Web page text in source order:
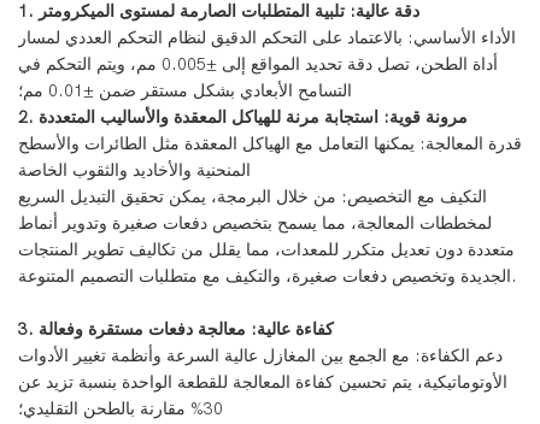
1. دقة عالية: تلبية المتطلبات الصارمة لمستوى الميكرومتر
الأداء الأساسي: بالاعتماد على التحكم الدقيق لنظام التحكم العددي لمسار
أداة الطحن، تصل دقة تحديد المواقع إلى ±0.005 مم، ويتم التحكم في
التسامح الأبعادي بشكل مستقر ضمن ±0.01 مم؛
2. مرونة قوية: استجابة مرنة للهياكل المعقدة والأساليب المتعددة
قدرة المعالجة: يمكنها التعامل مع الهياكل المعقدة مثل الطائرات والأسطح
المنحنية والأخاديد والثقوب الخاصة
التكيف مع التخصيص: من خلال البرمجة، يمكن تحقيق التبديل السريع
لمخططات المعالجة، مما يسمح بتخصيص دفعات صغيرة وتدوير أنماط
متعددة دون تعديل متكرر للمعدات، مما يقلل من تكاليف تطوير المنتجات
الجديدة وتخصيص دفعات صغيرة، والتكيف مع متطلبات التصميم المتنوعة.
3. كفاءة عالية: معالجة دفعات مستقرة وفعالة
دعم الكفاءة: مع الجمع بين المغازل عالية السرعة وأنظمة تغيير الأدوات
الأوتوماتيكية، يتم تحسين كفاءة المعالجة للقطعة الواحدة بنسبة تزيد عن
30% مقارنة بالطحن التقليدي؛